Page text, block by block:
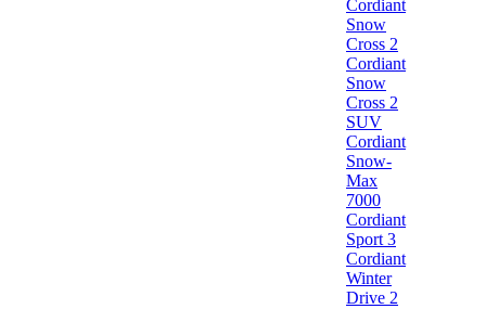
Cordiant
Snow
Cross 2
Cordiant
Snow
Cross 2
SUV
Cordiant
Snow-
Max
7000
Cordiant
Sport 3
Cordiant
Winter
Drive 2